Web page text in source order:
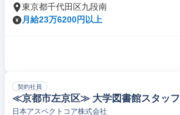
東京都千代田区九段南
月給23万6200円以上
契約社員
≪京都市左京区≫ 大学図書館スタッフ
日本アスペクトコア株式会社